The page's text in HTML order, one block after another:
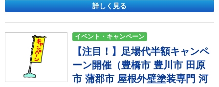
詳しく見る
【注目！】足場代半額キャンペ
ーン開催（豊橋市 豊川市 田原
市 蒲郡市 屋根外壁塗装専門 河
イベント・キャンペーン